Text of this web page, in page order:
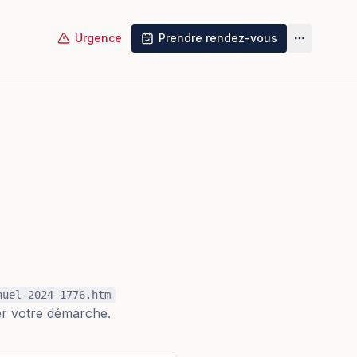
Urgence Prendre rendez-vous
2024-1776.htm
votre démarche.